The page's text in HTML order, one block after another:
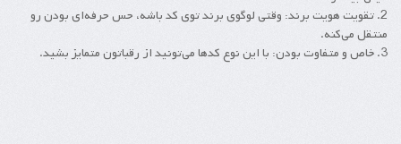
2. تقویت هویت برند: وقتی لوگوی برند توی کد باشه، حس حرفه‌ای بودن رو
منتقل می‌کنه.
3. خاص و متفاوت بودن: با این نوع کدها می‌تونید از رقباتون متمایز بشید.